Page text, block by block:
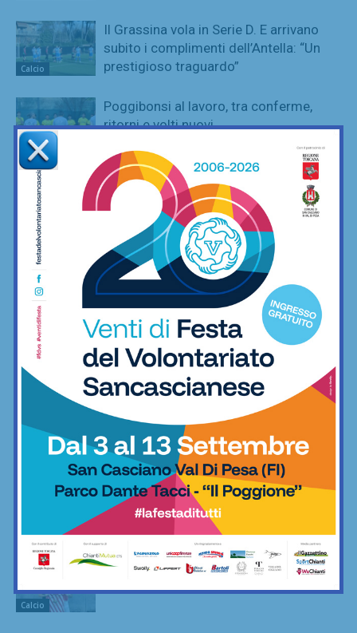
Calcio
Il Grassina vola in Serie D. E arrivano
subito i complimenti dell’Antella: “Un
prestigioso traguardo”
Calcio
Poggibonsi al lavoro, tra conferme,
ritorni e volti nuovi
Calcio
Adesso è proprio ufficiale: il Grassina
giocherà in Serie D nella prossima
stagione
Calcio
Poggibonsi, il nuovo allenatore per
l’Eccellenza è Marco Guidi
Equitazione
Anastasia Chechi, figlia di Jury,
convocata nella Nazionale Young
Riders agli Europei di equitazione
È ripescaggio: il Grassina fa festa e
torna in Serie D dopo 5 anni
SportLab21 non va in vacanza: palestra
aperta per tutto il mese di agosto
Calcio
San Polo, un Niccolò Nocentini in più…